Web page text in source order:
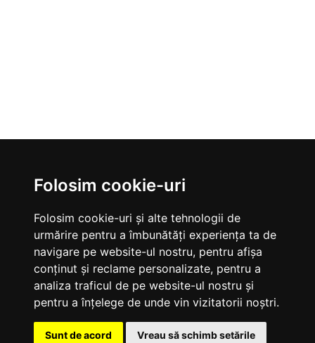
Folosim cookie-uri
Folosim cookie-uri și alte tehnologii de
urmărire pentru a îmbunătăți experiența ta de
navigare pe website-ul nostru, pentru afișa
conținut și reclame personalizate, pentru a
analiza traficul de pe website-ul nostru și
pentru a înțelege de unde vin vizitatorii noștri.
Sunt de acord Vreau să schimb setările
VALTEC
Termeni si conditii
Livrare, plata si retur
Despre noi